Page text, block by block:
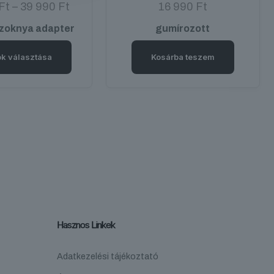
Ft – 39 990 Ft
990 Ft
adapter
választása
választhatók
16 990 Ft
gumírozott
Kosárba teszem
Hasznos Linkek
Adatkezelési tájékoztató